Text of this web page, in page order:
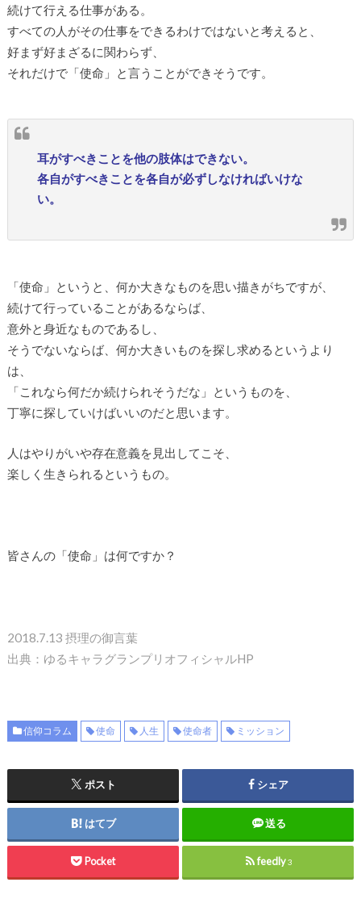
続けて行える仕事がある。
すべての人がその仕事をできるわけではないと考えると、
好まず好まざるに関わらず、
それだけで「使命」と言うことができそうです。
耳がすべきことを他の肢体はできない。
各自がすべきことを各自が必ずしなければいけな
い。
「使命」というと、何か大きなものを思い描きがちですが、
続けて行っていることがあるならば、
意外と身近なものであるし、
そうでないならば、何か大きいものを探し求めるというより
は、
「これなら何だか続けられそうだな」というものを、
丁寧に探していけばいいのだと思います。
人はやりがいや存在意義を見出してこそ、
楽しく生きられるというもの。
皆さんの「使命」は何ですか？
2018.7.13 摂理の御言葉
出典：ゆるキャラグランプリオフィシャルHP
信仰コラム 使命 人生 使命者 ミッション
ポスト シェア
はてブ 送る
Pocket feedly3